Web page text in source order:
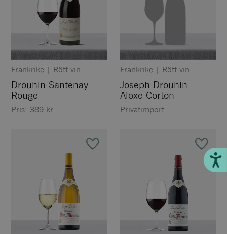
Frankrike | Rött vin
Drouhin Santenay
Rouge
Pris: 389 kr
Frankrike | Rött vin
Joseph Drouhin
Aloxe-Corton
Privatimport